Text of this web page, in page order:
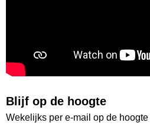
Blijf op de hoogte
Wekelijks per e-mail op de